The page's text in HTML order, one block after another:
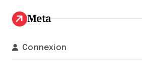
Meta
Connexion